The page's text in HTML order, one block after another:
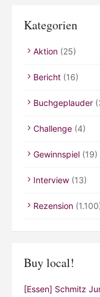
Kategorien
Aktion (25)
Bericht (16)
Buchgeplauder
Challenge (4)
Gewinnspiel (19)
Interview (13)
Rezension
Buy local!
[Essen] Schmitz